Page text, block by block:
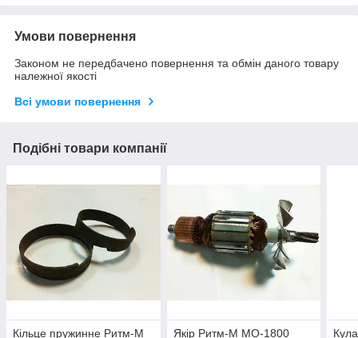
Умови повернення
Законом не передбачено повернення та обмін даного товару
належної якості
Всі умови повернення
Подібні товари компанії
Кільце пружинне Ритм-М
Якір Ритм-М МО-1800